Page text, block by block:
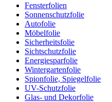
Fensterfolien
Sonnenschutzfolie
Autofolie
Möbelfolie
Sicherheitsfolie
Sichtschutzfolie
Energiesparfolie
Wintergartenfolie
Spionfolie, Spiegelfolie
UV-Schutzfolie
Glas- und Dekorfolie